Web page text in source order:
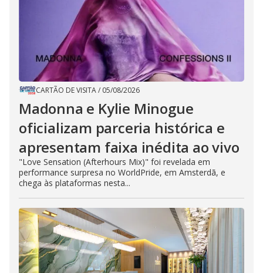
CARTÃO DE VISITA/ 05/08/2026
Madonna e Kylie Minogue
oficializam parceria histórica e
apresentam faixa inédita ao vivo
"Love Sensation (Afterhours Mix)" foi revelada em
performance surpresa no WorldPride, em Amsterdã, e
chega às plataformas nesta...